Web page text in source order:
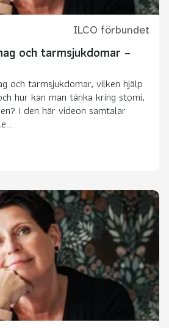
ILCO förbundet
och tarmsjukdomar –
och tarmsjukdomar, vilken hjälp
hur kan man tänka kring stomi,
I den här videon samtalar